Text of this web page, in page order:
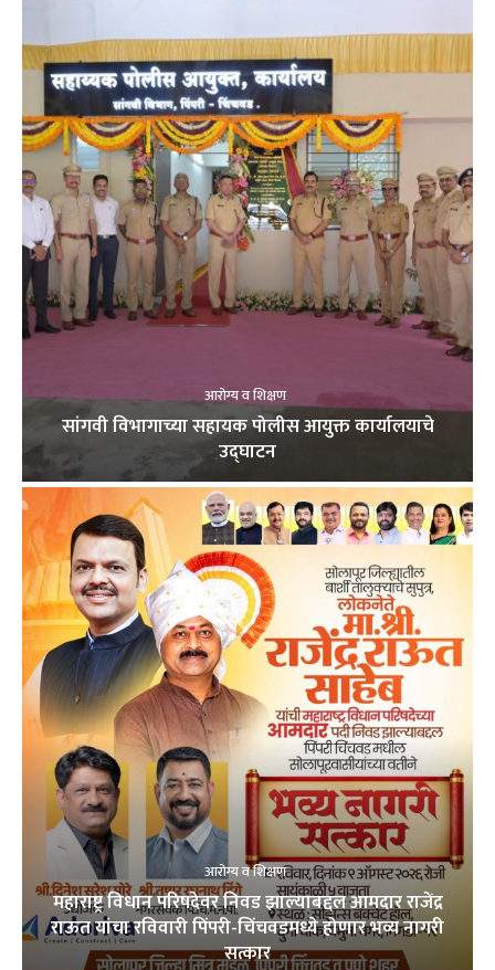
आरोग्य व शिक्षण
सांगवी विभागाच्या सहायक पोलीस आयुक्त कार्यालयाचे
उद्घाटन
आरोग्य व शिक्षण
महाराष्ट्र विधान परिषदेवर निवड झाल्याबद्दल आमदार राजेंद्र
राऊत यांचा रविवारी पिंपरी-चिंचवडमध्ये होणार भव्य नागरी
सत्कार